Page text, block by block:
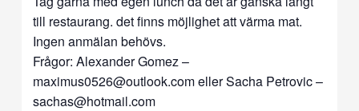
till restaurang. det finns möjlighet att värma mat.
Ingen anmälan behövs.
Frågor: Alexander Gomez –
maximus0526@outlook.comeller Sacha Petrovic –
sachas@hotmail.com